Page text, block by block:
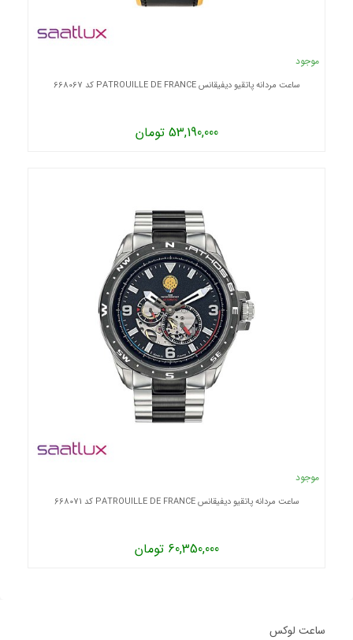
موجود
ساعت مردانه پاتقیو دیفیقانس PATROUILLE DE FRANCE کد 668067
53,190,000 تومان
موجود
ساعت مردانه پاتقیو دیفیقانس PATROUILLE DE FRANCE کد 668071
60,350,000 تومان
ساعت لوکس